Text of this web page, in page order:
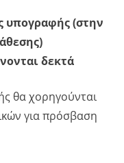
υπογραφής (στην
δεκτά
θα χορηγούνται
για πρόσβαση